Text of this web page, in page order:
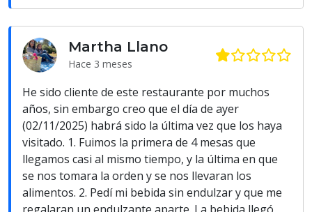
Martha Llano
Hace 3 meses
He sido cliente de este restaurante por muchos
años, sin embargo creo que el día de ayer
(02/11/2025) habrá sido la última vez que los haya
visitado. 1. Fuimos la primera de 4 mesas que
llegamos casi al mismo tiempo, y la última en que
se nos tomara la orden y se nos llevaran los
alimentos. 2. Pedí mi bebida sin endulzar y que me